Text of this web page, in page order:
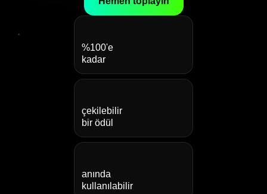
%100'e
kadar
çekilebilir
bir ödül
anında
kullanılabilir